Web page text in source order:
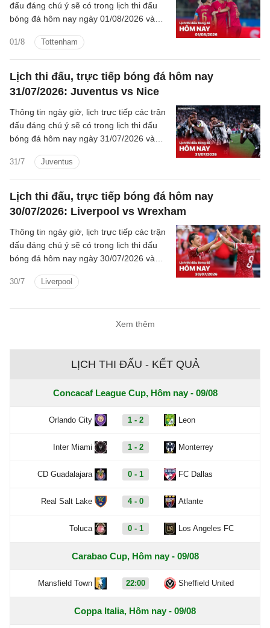
01/8 Tottenham
đấu đáng chú ý sẽ có trong lịch thi đấu
bóng đá hôm nay ngày 01/08/2026 và
tiếp.
Lịch thi đấu, trực tiếp bóng đá hôm nay
31/07/2026: Juventus vs Nice
31/7 Juventus
Thông tin ngày giờ, lịch trực tiếp các trận
đấu đáng chú ý sẽ có trong lịch thi đấu
bóng đá hôm nay ngày 31/07/2026 và
tiếp.
Lịch thi đấu, trực tiếp bóng đá hôm nay
30/07/2026: Liverpool vs Wrexham
30/7 Liverpool
Thông tin ngày giờ, lịch trực tiếp các trận
đấu đáng chú ý sẽ có trong lịch thi đấu
bóng đá hôm nay ngày 30/07/2026 và
tiếp.
Xem thêm
LỊCH THI ĐẤU - KẾT QUẢ
Concacaf League Cup, Hôm nay - 09/08
Orlando City 1 - 2 Leon
Inter Miami 1 - 2 Monterrey
CD Guadalajara 0 - 1 FC Dallas
Real Salt Lake 4 - 0 Atlante
Toluca 0 - 1 Los Angeles FC
Carabao Cup, Hôm nay - 09/08
Mansfield Town 22:00 Sheffield United
Coppa Italia, Hôm nay - 09/08